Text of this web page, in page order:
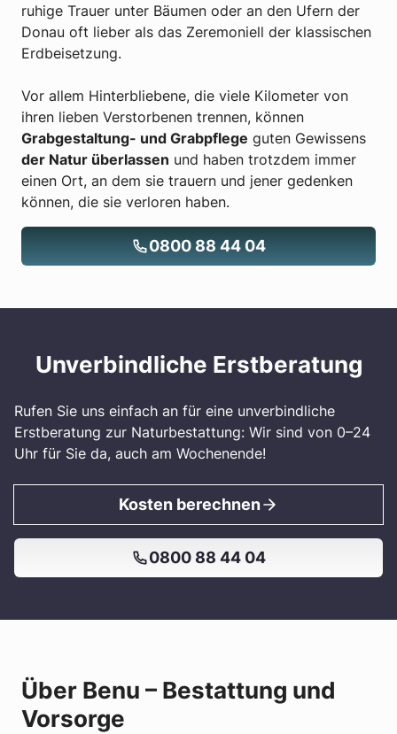
ruhige Trauer unter Bäumen oder an den Ufern der
Donau oft lieber als das Zeremoniell der klassischen
Erdbeisetzung.
Vor allem Hinterbliebene, die viele Kilometer von
ihren lieben Verstorbenen trennen, können
Grabgestaltung- und Grabpflege guten Gewissens
der Natur überlassen und haben trotzdem immer
einen Ort, an dem sie trauern und jener gedenken
können, die sie verloren haben.
0800 88 44 04
Unverbindliche Erstberatung
Rufen Sie uns einfach an für eine unverbindliche
Erstberatung zur Naturbestattung: Wir sind von 0–24
Uhr für Sie da, auch am Wochenende!
Kosten berechnen
0800 88 44 04
Über Benu – Bestattung und
Vorsorge